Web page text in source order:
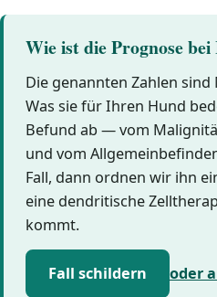
Wie ist die Prognose
Die genannten Zahlen
Was sie für Ihren Hund
Befund ab — vom
und vom
Fall, dann ordnen wir ihn
eine dendritische
kommt.
Fall schildern oder